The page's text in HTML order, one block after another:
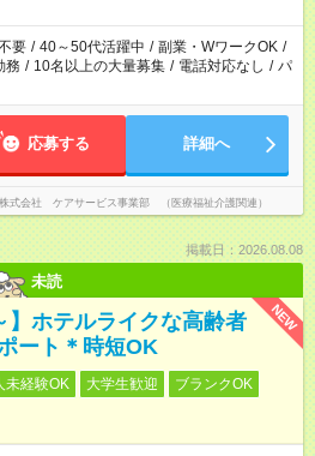
険への加入対象となります ※労働者派遣法
禁止）により、短時間・短期間の就業はご
あります
要 / 40～50代活躍中 / 副業・WワークOK /
務 / 10名以上の大量募集 / 電話対応なし / パ
応募する 詳細へ
式会社 ケアサービス事業部 （医療福祉介護関連）
掲載日：2026.08.08
未読
NEW
】ホテルライクな高齢者
ート＊時短OK
未経験OK 大学生歓迎
ブランクOK